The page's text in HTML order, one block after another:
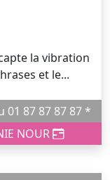
la vibration
et le...
Prendre RDV avec LEONIE NOUR au 01 87 87 87 87 *
NOUR